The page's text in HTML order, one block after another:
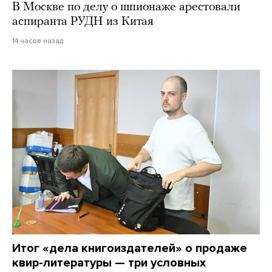
В Москве по делу о шпионаже арестовали
аспиранта РУДН из Китая
14 часов назад
Итог «дела книгоиздателей» о продаже
квир-литературы — три условных